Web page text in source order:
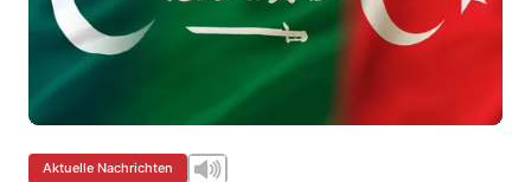
Aktuelle Nachrichten